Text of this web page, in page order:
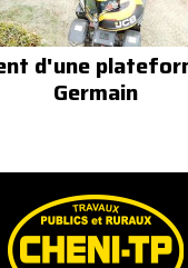
d'une
Germain